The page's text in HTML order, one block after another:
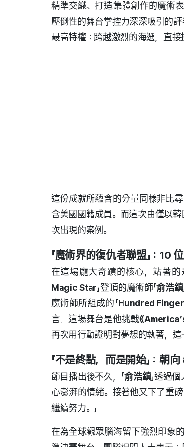
精準交織、打造集體創作的魔術
壓倒性的舞台掌控力深深吸引的
最高特權：跨越激烈的海選，直接
這份成就所蘊含的分量同樣非比
含美國國籍成員。而這次由僅以
次出現的案例。
「魔術界的復仇者聯盟」：10
在這場龐大奇蹟的核心，站著的
Magic Star」登頂的魔術師「俞浩鎮
魔術師所組成的「Hundred
言，這場舞台是他挑戰《
再次用行動證明對夢想的執著，這
「不是終點，而是開始」：朝
節目播出後不久， 「俞浩鎮」透過個
心澎湃的情緒。接著他又下了重
繼續努力。」
在為全球觀眾腦海留下強烈印象的